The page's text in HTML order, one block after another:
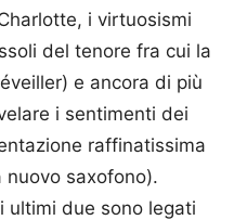
i virtuosismi
del tenore fra cui la
e ancora di più
i sentimenti dei
raffinatissima
nuovo saxofono).
ultimi due sono legati